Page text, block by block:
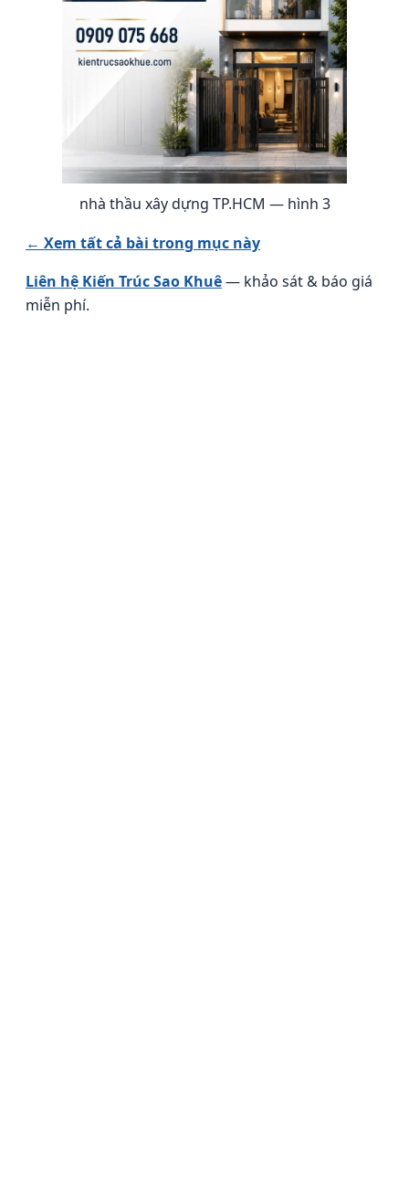
nhà thầu xây dựng TP.HCM — hình 3
← Xem tất cả bài trong mục này
Liên hệ Kiến Trúc Sao Khuê— khảo sát & báo giá
miễn phí.